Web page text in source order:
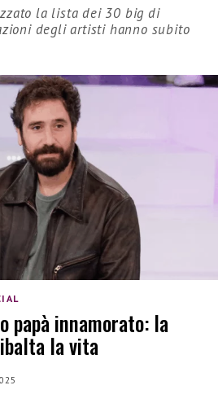
la lista dei 30 big di
degli artisti hanno subito
papà innamorato: la
la vita